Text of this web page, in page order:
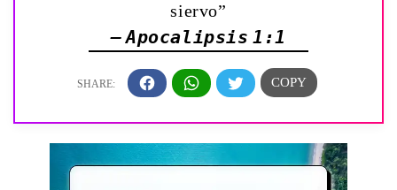
siervo”
— Apocalipsis 1:1